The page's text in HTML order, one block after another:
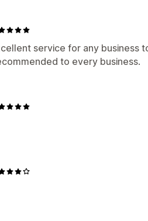
service for any business
to every business.